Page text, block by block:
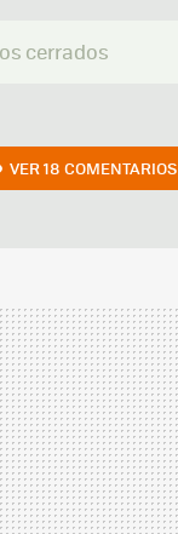
cerrados
VER18 COMENTARIOS